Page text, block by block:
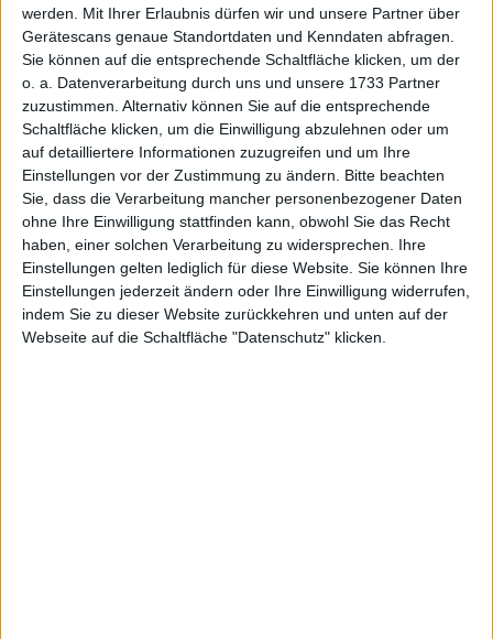
werden.
Mit Ihrer Erlaubnis dürfen wir und unsere Partner über
Gerätescans genaue Standortdaten und Kenndaten abfragen.
Sie können auf die entsprechende Schaltfläche klicken, um der
o. a. Datenverarbeitung durch uns und unsere 1733 Partner
zuzustimmen. Alternativ können Sie auf die entsprechende
Schaltfläche klicken, um die Einwilligung abzulehnen oder um
auf detailliertere Informationen zuzugreifen und um Ihre
Einstellungen vor der Zustimmung zu ändern.
Bitte beachten
Sie, dass die Verarbeitung mancher personenbezogener Daten
ohne Ihre Einwilligung stattfinden kann, obwohl Sie das Recht
haben, einer solchen Verarbeitung zu widersprechen. Ihre
Einstellungen gelten lediglich für diese Website. Sie können Ihre
Einstellungen jederzeit ändern oder Ihre Einwilligung widerrufen,
indem Sie zu dieser Website zurückkehren und unten auf der
Webseite auf die Schaltfläche "Datenschutz" klicken.
Stammdaten Nachrichten
Jahresschlusskurse
Termine
Ergebnis je Aktie
Dividende je Aktie
Finanzdaten
Social/Regio/Peers
Charts/Performance
Misc Peergroup Social/Web
Karte
Firmenadresse Deutsche Börse: Seit jeher legt
boersengefluester.de (BGFL) großen Wert darauf zu zeigen, wo
die Unternehmen ihren Hauptsitz haben – also regional verwurzelt
sind. Daher haben wir die Firmenadresse in unserer Datenbank